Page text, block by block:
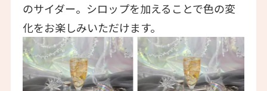
のサイダー。シロップを加えることで色の変
化をお楽しみいただけます。